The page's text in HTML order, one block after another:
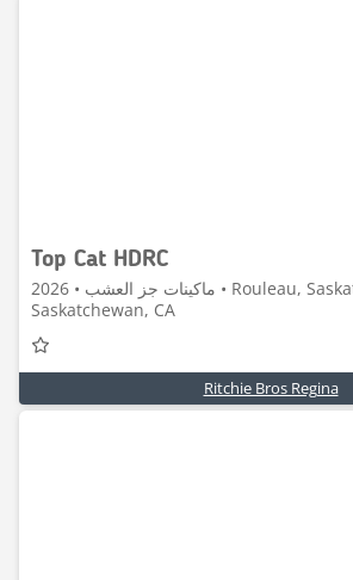
Top Cat HDRC
ماكينات جز العشب • 2026 • Rouleau, Saskatchewan،
Saskatchewan, CA
Ritchie Bros Regina